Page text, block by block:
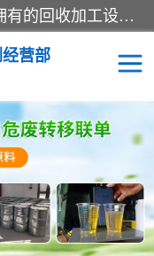
东莞市大岭山莞峰清洗剂经营部拥有的回收加工设备，大量废油回收、废清洗剂回收、废溶剂油回收、机械废油废清洗剂回收、废碳氢回收、碳氢液压油回收、碳氢二氯回收等废清洗剂处理；我们只是提供废旧化工原料的循环使用存放点，执行正规的存放，有正规的回收资质处理。同时我们公司批发零售回收级清洗剂，脱模油再生基础油，质量保证。
营部
剂回收
废油废清洗剂回收
液压油回收